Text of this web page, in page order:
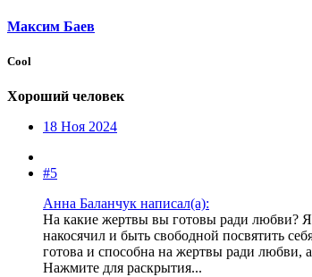
Максим Баев
Cool
Хороший человек
18 Ноя 2024
#5
Анна Баланчук написал(а):
На какие жертвы вы готовы ради любви? Я
накосячил и быть свободной посвятить
готова и способна на жертвы ради любви,
Нажмите для раскрытия...